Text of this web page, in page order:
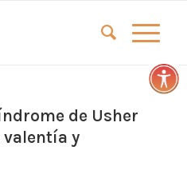
de Usher
valentía y